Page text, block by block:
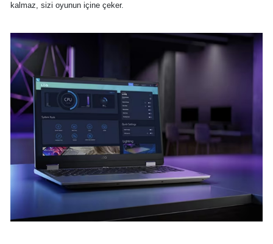
kalmaz, sizi oyunun içine çeker.